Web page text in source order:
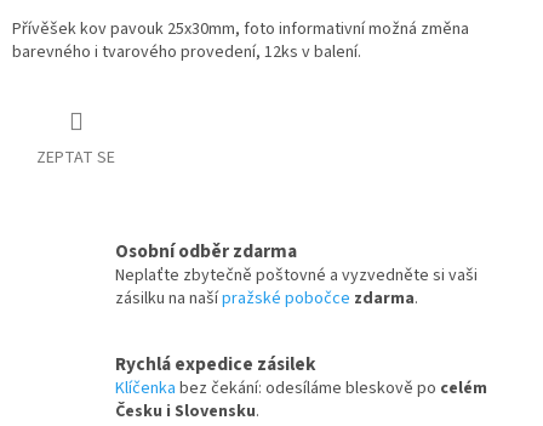
Přívěšek kov pavouk 25x30mm, foto informativní možná změna
barevného i tvarového provedení, 12ks v balení.
ZEPTAT SE
Osobní odběr zdarma
Neplaťte zbytečně poštovné a vyzvedněte si vaši
zásilku na našípražské pobočce zdarma.
Rychlá expedice zásilek
Klíčenka bez čekání: odesíláme bleskově po celém
Česku i Slovensku.